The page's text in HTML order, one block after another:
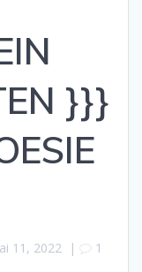
}}}
11, 2022 | 1